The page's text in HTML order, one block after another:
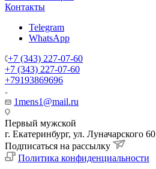
Контакты
Telegram
WhatsApp
+7 (343) 227-07-60
+7 (343) 227-07-60
+79193869696
1mens1@mail.ru
Первый мужской
г. Екатеринбург, ул. Луначарского 60
Подписаться на рассылку
Политика конфиденциальности